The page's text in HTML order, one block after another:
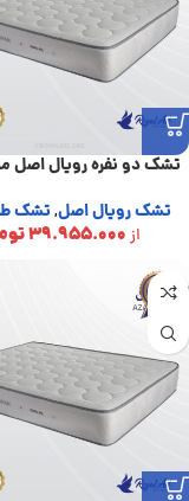
تشک دو نفره رویال اصل
تشک رویال اصل,تشک
از39.955.000